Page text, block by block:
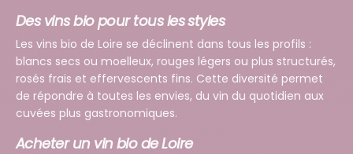
Des vins bio pour tous les styles
Les vins bio de Loire se déclinent dans tous les profils :
blancs secs ou moelleux, rouges légers ou plus structurés,
rosés frais et effervescents fins. Cette diversité permet
de répondre à toutes les envies, du vin du quotidien aux
cuvées plus gastronomiques.
Acheter un vin bio de Loire